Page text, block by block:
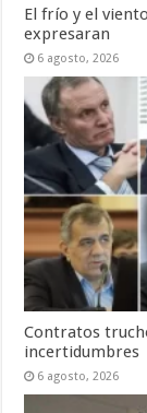
El frío y el
expresaran
6 agosto, 2026
Contratos
incertidumbres
6 agosto, 2026